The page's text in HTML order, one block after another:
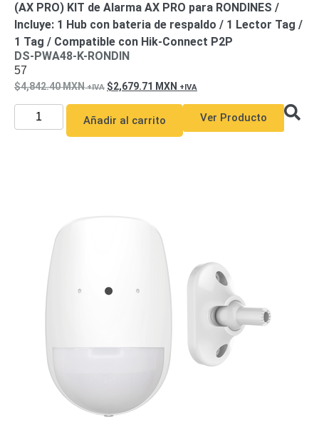
(AX PRO) KIT de Alarma AX PRO para RONDINES /
Incluye: 1 Hub con bateria de respaldo / 1 Lector Tag /
1 Tag / Compatible con Hik-Connect P2P
DS-PWA48-K-RONDIN
57
4,842.40MXN 2,679.71 MXN
Añadir al carrito Ver Producto